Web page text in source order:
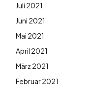
Juli 2021
Juni 2021
Mai 2021
April 2021
März 2021
Februar 2021